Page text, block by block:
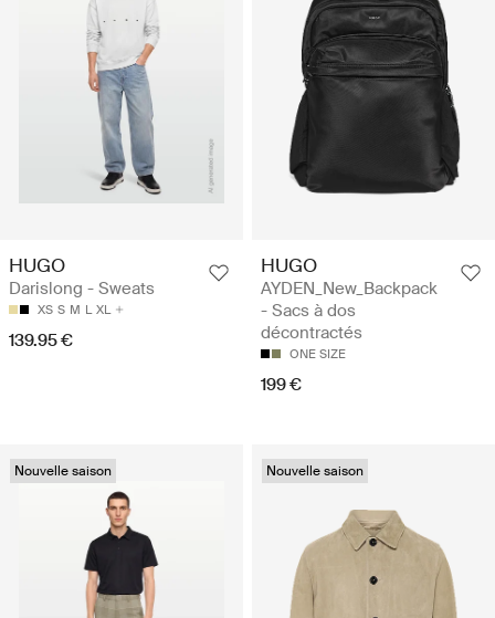
HUGO
Darislong - Sweats
XS S M L XL
139.95 €
HUGO
AYDEN_New_Backpack
- Sacs à dos
décontractés
ONE SIZE
199 €
Nouvelle saison Nouvelle saison